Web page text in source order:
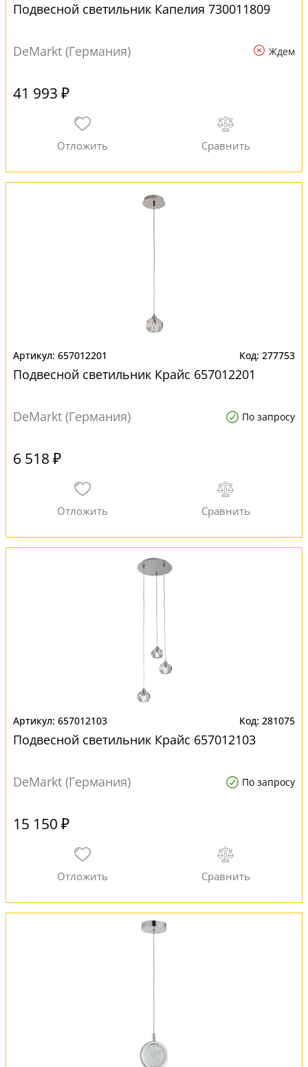
Подвесной светильник Капелия 730011809
DeMarkt (Германия) Ждем
41 993 ₽
657012201 277753
Подвесной светильник Крайс 657012201
DeMarkt (Германия) По запросу
6 518 ₽
657012103 281075
Подвесной светильник Крайс 657012103
DeMarkt (Германия) По запросу
15 150 ₽